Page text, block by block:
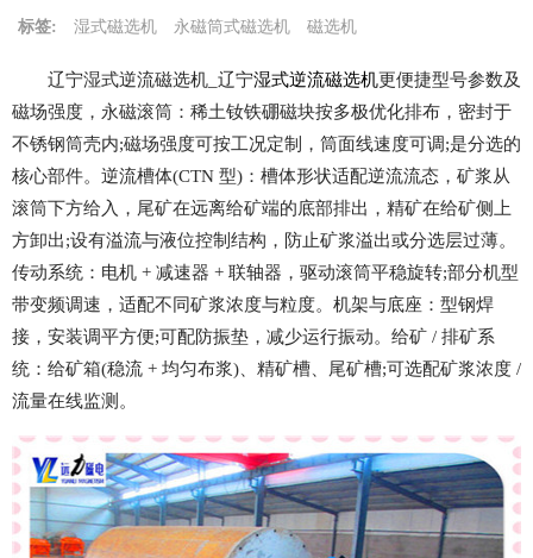
标签: 湿式磁选机 永磁筒式磁选机 磁选机
辽宁湿式逆流磁选机_辽宁湿式逆流磁选机更便捷型号参数及
磁场强度，永磁滚筒：稀土钕铁硼磁块按多极优化排布，密封于
不锈钢筒壳内;磁场强度可按工况定制，筒面线速度可调;是分选的
核心部件。逆流槽体(CTN 型)：槽体形状适配逆流流态，矿浆从
滚筒下方给入，尾矿在远离给矿端的底部排出，精矿在给矿侧上
方卸出;设有溢流与液位控制结构，防止矿浆溢出或分选层过薄。
传动系统：电机 + 减速器 + 联轴器，驱动滚筒平稳旋转;部分机型
带变频调速，适配不同矿浆浓度与粒度。机架与底座：型钢焊
接，安装调平方便;可配防振垫，减少运行振动。给矿 / 排矿系
统：给矿箱(稳流 + 均匀布浆)、精矿槽、尾矿槽;可选配矿浆浓度 /
流量在线监测。